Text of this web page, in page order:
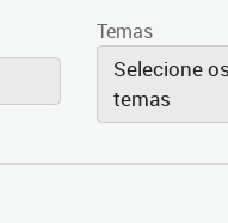
Temas
Selecione os
temas